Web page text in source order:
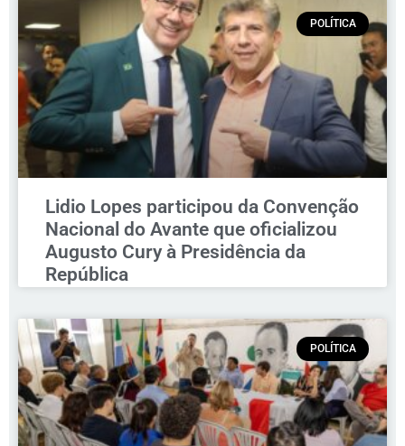
POLÍTICA
Lidio Lopes participou da Convenção
Nacional do Avante que oficializou
Augusto Cury à Presidência da
República
POLÍTICA